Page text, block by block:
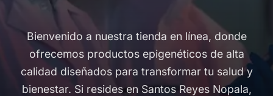
Bienvenido a nuestra tienda en línea, donde
ofrecemos productos epigenéticos de alta
calidad diseñados para transformar tu salud y
bienestar. Si resides en Santos Reyes Nopala,